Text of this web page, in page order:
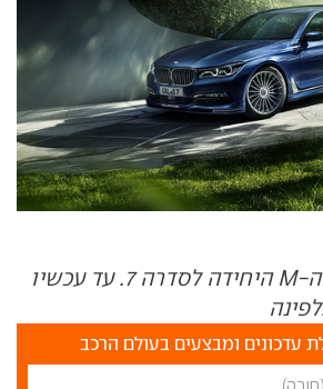
אלפינה B7. גרסת ה-M היחידה לסדרה 7. עד עכשיו
עדכונים ומבצעים בעולם הרכב